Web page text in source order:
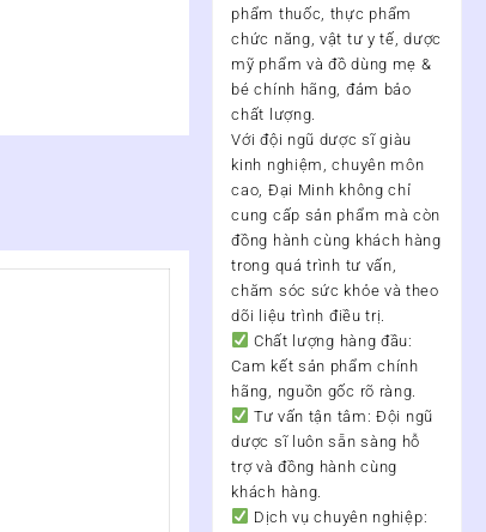
phẩm thuốc, thực phẩm
chức năng, vật tư y tế, dược
mỹ phẩm và đồ dùng mẹ &
bé chính hãng, đảm bảo
chất lượng.
Với đội ngũ dược sĩ giàu
kinh nghiệm, chuyên môn
cao, Đại Minh không chỉ
cung cấp sản phẩm mà còn
đồng hành cùng khách hàng
trong quá trình tư vấn,
chăm sóc sức khỏe và theo
dõi liệu trình điều trị.
Chất lượng hàng đầu:
Cam kết sản phẩm chính
hãng, nguồn gốc rõ ràng.
Tư vấn tận tâm: Đội ngũ
dược sĩ luôn sẵn sàng hỗ
trợ và đồng hành cùng
khách hàng.
Dịch vụ chuyên nghiệp: